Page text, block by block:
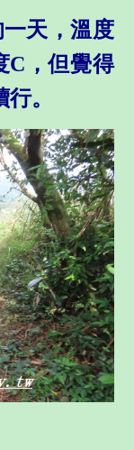
天，溫度
C，但覺得
。